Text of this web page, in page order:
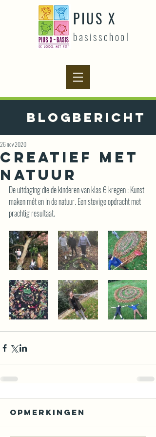
PIUS X
basisschool
Blogbericht
Creatief met
natuur
26 nov 2020
De uitdaging die de kinderen van klas 6 kregen : Kunst
maken mét en in de natuur. Een stevige opdracht met
prachtig resultaat.
Opmerkingen